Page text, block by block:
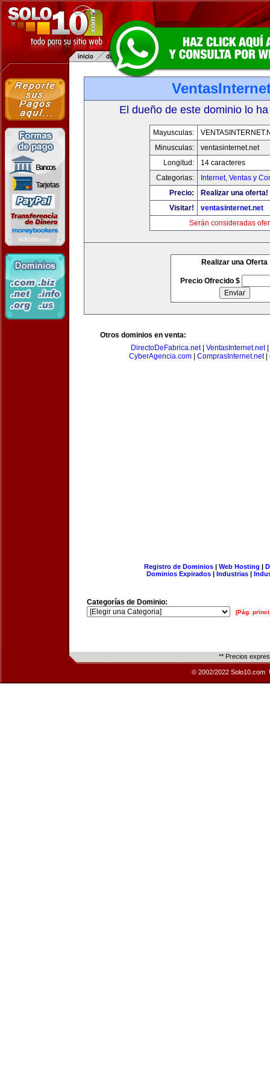
El dueño de este dominio lo
Mayusculas:
Minusculas:
ventasinternet.net
Longitud:
14 caracteres
Categorias:
Internet, Ventas y
Precio:
Realizar una oferta!
Visitar!
ventasinternet.net
Serán consideradas
Realizar una Oferta
Precio Ofrecido $
Otros dominios en venta:
DirectoDeFabrica.net| VentasInternet.net|
CyberAgencia.com| ComprasInternet.net|
Registro de Dominios| Web Hosting |
Dominios Expirados | Industrias |
Categorías de Dominio:
[Pág.
** Precios
© 2002/2022 Solo10.com